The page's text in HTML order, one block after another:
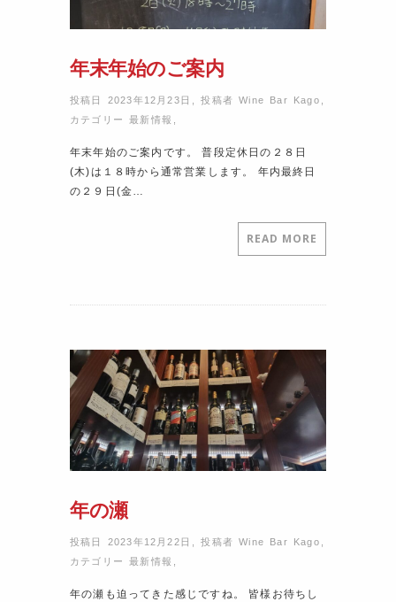
年末年始のご案内
投稿日 2023年12月23日 ,投稿者Wine Bar Kago
カテゴリー最新情報
年末年始のご案内です。 普段定休日の２８日
(木)は１８時から通常営業します。 年内最終日
の２９日(金…
READ MORE
年の瀬
投稿日 2023年12月22日 ,投稿者Wine Bar Kago
カテゴリー最新情報
年の瀬も迫ってきた感じですね。 皆様お待ちし